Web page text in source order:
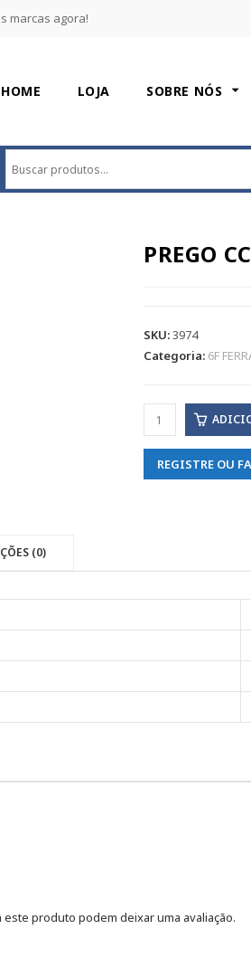
marcas agora!
HOME LOJA SOBRE NÓS
PREGO
SKU:3974
Categoria: 6F
REGISTRE OU
(0)
produto podem deixar uma avaliação.